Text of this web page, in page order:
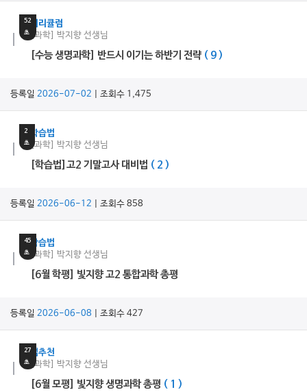
52
초
커리큘럼
[과학] 박지향 선생님
[수능 생명과학] 반드시 이기는 하반기 전략 ( 9 )
등록일 2026-07-02 | 조회수 1,475
2
초
학습법
[과학] 박지향 선생님
[학습법]고2 기말고사 대비법 ( 2 )
등록일 2026-06-12 | 조회수 858
45
초
학습법
[과학] 박지향 선생님
[6월 학평] 빛지향 고2 통합과학 총평
등록일 2026-06-08 | 조회수 427
27
초
쌤추천
[과학] 박지향 선생님
[6월 모평] 빛지향 생명과학 총평 ( 1 )